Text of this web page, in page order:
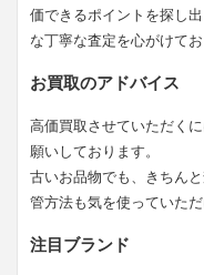
価できるポイントを探し
な丁寧な査定を心がけてお
お買取のアドバイス
高価買取させていただく
願いしております。
古いお品物でも、きちん
管方法も気を使っていた
注目ブランド